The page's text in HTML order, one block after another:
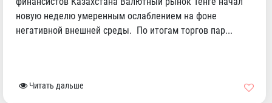
новую неделю умеренным ослаблением на фоне
негативной внешней среды. По итогам торгов пар...
Читать дальше